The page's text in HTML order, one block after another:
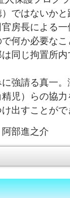
ではないかと
房長による
何か必要な
同じ拘置所
強請る真一
児）らの協
出すことがで
部進之介